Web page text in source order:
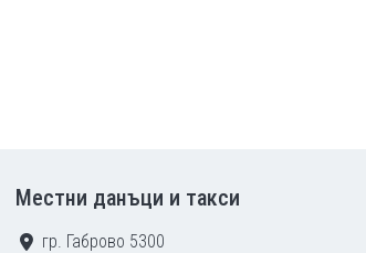
Местни данъци и такси
гр. Габрово 5300